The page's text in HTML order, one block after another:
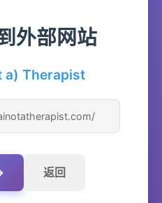
外部网站
a) Therapist
返回